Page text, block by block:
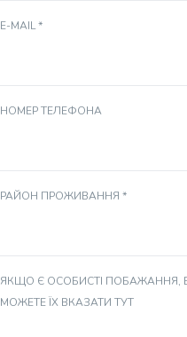
E-MAIL *
НОМЕР ТЕЛЕФОНА
РАЙОН ПРОЖИВАННЯ *
ЯКЩО Є ОСОБИСТІ ПОБАЖАННЯ,
МОЖЕТЕ ЇХ ВКАЗАТИ ТУТ